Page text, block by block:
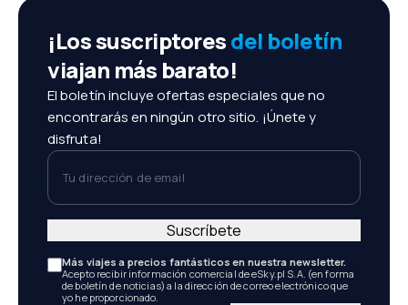
¡Los suscriptoresdel boletín
viajan más barato!
El boletín incluye ofertas especiales que no
encontrarás en ningún otro sitio. ¡Únete y
disfruta!
Tu dirección de email
Más viajes a precios fantásticos en nuestra newsletter.
Acepto recibir información comercial de eSky.pl S.A. (en forma
de boletín de noticias) a la dirección de correo electrónico que
yo he proporcionado.
Suscríbete